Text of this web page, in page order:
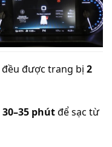
đều được trang bị 2
30–35 phútđể sạc từ